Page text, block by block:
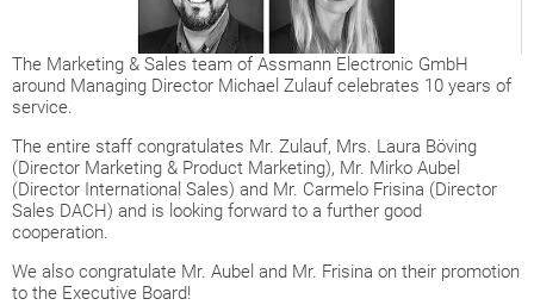
The Marketing & Sales team of Assmann Electronic GmbH
around Managing Director Michael Zulauf celebrates 10 years of
service.
The entire staff congratulates Mr. Zulauf, Mrs. Laura Böving
(Director Marketing & Product Marketing), Mr. Mirko Aubel
(Director International Sales) and Mr. Carmelo Frisina (Director
Sales DACH) and is looking forward to a further good
cooperation.
We also congratulate Mr. Aubel and Mr. Frisina on their promotion
to the Executive Board!